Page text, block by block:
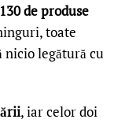
de produse
toate
nicio legătură cu
, iar celor doi